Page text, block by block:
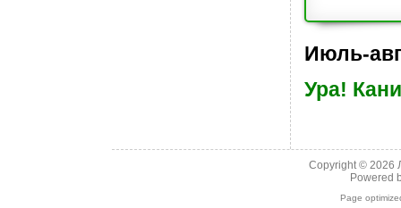
Июль-
Ура!
Copyright © 2026
Powered
Page